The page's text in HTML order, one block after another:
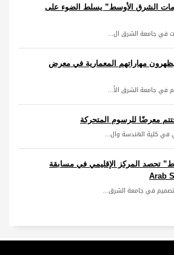
الشرق الأوسط” يسلط الضوء على
في جامعة الشرق ال...
مهاراتهم المعمارية في معرض
في جامعة الشرق الأ...
معرضًا للرسوم المتحركة
في كلية الهندسة وال...
تحصد المركز الإقليمي في مسابقة
Arab
في جامعة الشرق...